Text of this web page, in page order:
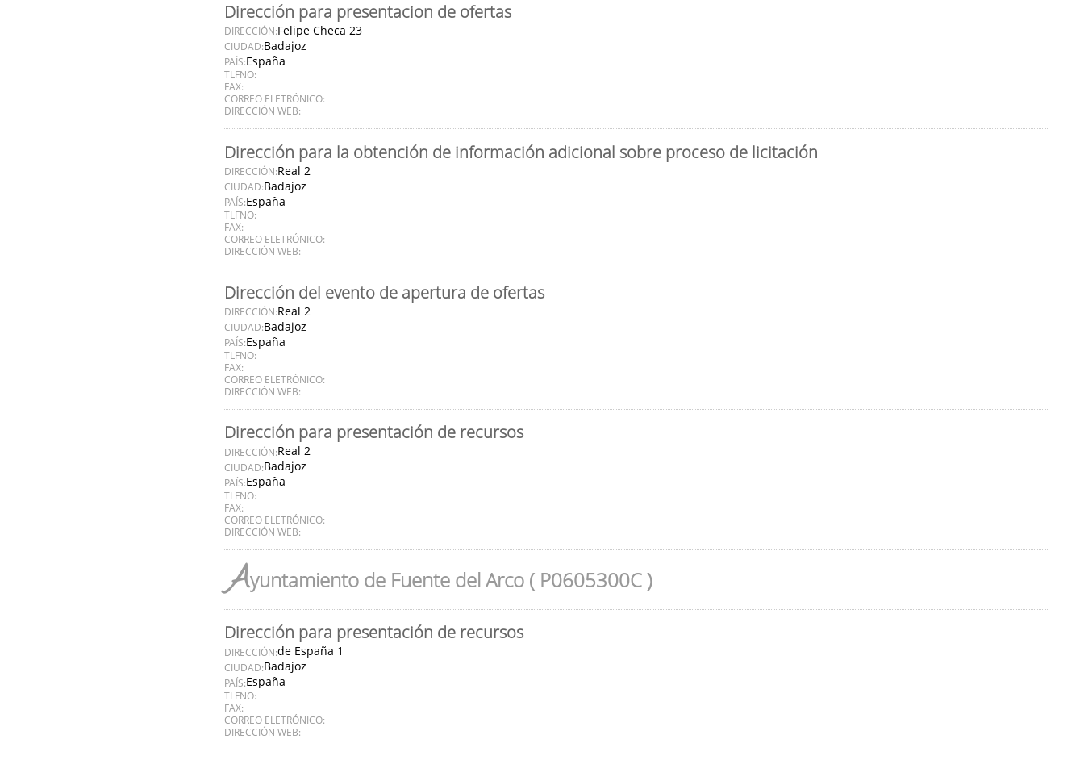
Dirección para presentacion de ofertas
DIRECCIÓN:Felipe Checa 23
CIUDAD:Badajoz
PAÍS:España
TLFNO:
FAX:
CORREO ELETRÓNICO:
DIRECCIÓN WEB:
Dirección para la obtención de información adicional sobre proceso de licitación
DIRECCIÓN:Real 2
CIUDAD:Badajoz
PAÍS:España
TLFNO:
FAX:
CORREO ELETRÓNICO:
DIRECCIÓN WEB:
Dirección del evento de apertura de ofertas
DIRECCIÓN:Real 2
CIUDAD:Badajoz
PAÍS:España
TLFNO:
FAX:
CORREO ELETRÓNICO:
DIRECCIÓN WEB:
Dirección para presentación de recursos
DIRECCIÓN:Real 2
CIUDAD:Badajoz
PAÍS:España
TLFNO:
FAX:
CORREO ELETRÓNICO:
DIRECCIÓN WEB:
Ayuntamiento de Fuente del Arco ( P0605300C )
Dirección para presentación de recursos
DIRECCIÓN:de España 1
CIUDAD:Badajoz
PAÍS:España
TLFNO:
FAX:
CORREO ELETRÓNICO:
DIRECCIÓN WEB: